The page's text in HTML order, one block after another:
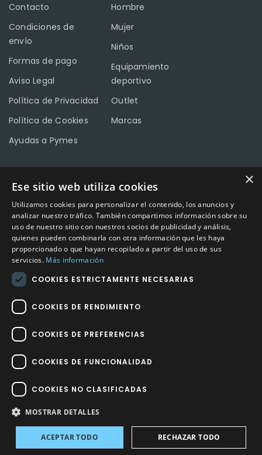
Contacto
Condiciones de
envío
Formas de pago
Aviso Legal
Política de Privacidad
Política de Cookies
Ayudas a Pymes
Hombre
Mujer
Niños
Equipamiento
deportivo
Outlet
Marcas
CONTACTO
Calle Méndez Núñez nº3 – Fuente Palmera 14120 Córdoba
Teléfono957 04 96 57
Emailinfo@factory-sport.es
HORARIO COMERCIAL
Lunes a viernes
10:00 a 14:00 / 18:00 a 21:00
Factory Sport 2023© – Todos los derechos reservados | Hecho por
Impulsoh Performance Marketing
INICIO TIENDA INICIAR SESIÓN
×
Ese sitio web utiliza cookies
Utilizamos cookies para personalizar el contenido, los anuncios y
analizar nuestro tráfico. También compartimos información sobre su
uso de nuestro sitio con nuestros socios de publicidad y análisis,
quienes pueden combinarla con otra información que les haya
proporcionado o que hayan recopilado a partir del uso de sus
servicios. Más información
COOKIES ESTRICTAMENTE NECESARIAS
COOKIES DE RENDIMIENTO
COOKIES DE PREFERENCIAS
COOKIES DE FUNCIONALIDAD
COOKIES NO CLASIFICADAS
MOSTRAR DETALLES
ACEPTAR TODO RECHAZAR TODO